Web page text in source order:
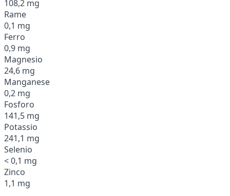
108,2 mg
Rame
0,1 mg
Ferro
0,9 mg
Magnesio
24,6 mg
Manganese
0,2 mg
Fosforo
141,5 mg
Potassio
241,1 mg
Selenio
< 0,1 mg
Zinco
1,1 mg